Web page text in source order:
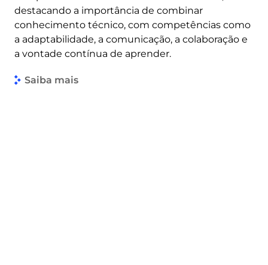
destacando a importância de combinar
conhecimento técnico, com competências como
a adaptabilidade, a comunicação, a colaboração e
a vontade contínua de aprender.
Saiba mais